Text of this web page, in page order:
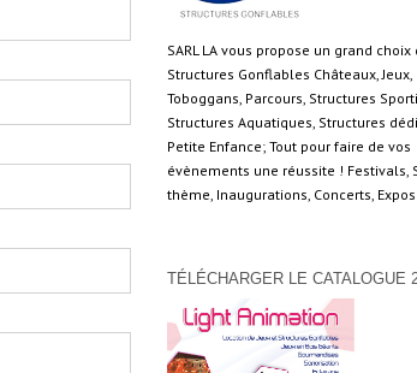
SARL LA vous propose un grand choix
Structures Gonflables Châteaux, Jeux,
Toboggans, Parcours, Structures
Structures Aquatiques, Structures
Petite Enfance; Tout pour faire de vos
évènements une réussite ! Festivals,
thème, Inaugurations, Concerts,
TÉLÉCHARGER LE CATALOGUE